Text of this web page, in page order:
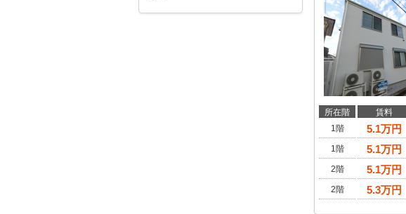
所在階 賃料
1階
5.1万円
1階
5.1万円
2階
5.1万円
2階
5.3万円